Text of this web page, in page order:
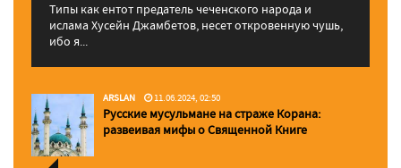
Типы как ентот предатель чеченского народа и
ислама Хусейн Джамбетов, несет откровенную чушь,
ибо я...
ARSLAN 11.06.2024, 02:50
Русские мусульмане на страже Корана:
pазвеивая мифы о Священной Книге